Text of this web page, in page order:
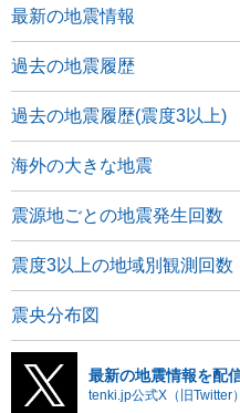
最新の地震情報
過去の地震履歴
過去の地震履歴(震度3以上)
海外の大きな地震
震源地ごとの地震発生回数
震度3以上の地域別観測回数
震央分布図
最新の地震情報を配
tenki.jp公式X（旧Twitter